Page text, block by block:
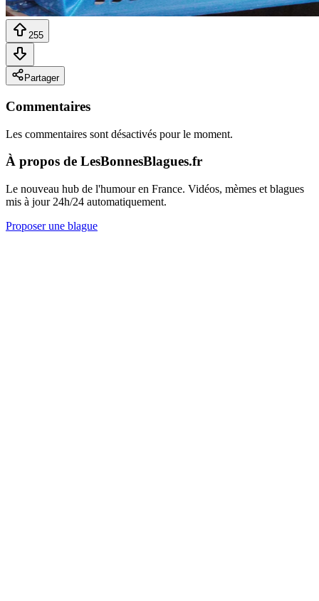
255
Partager
Commentaires
Les commentaires sont désactivés pour le moment.
À propos de LesBonnesBlagues.fr
Le nouveau hub de l'humour en France. Vidéos, mèmes et blagues
mis à jour 24h/24 automatiquement.
Proposer une blague